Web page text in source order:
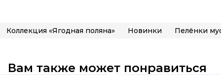
Коллекция «Ягодная поляна» Новинки Пелёнки
Вам также может понравиться